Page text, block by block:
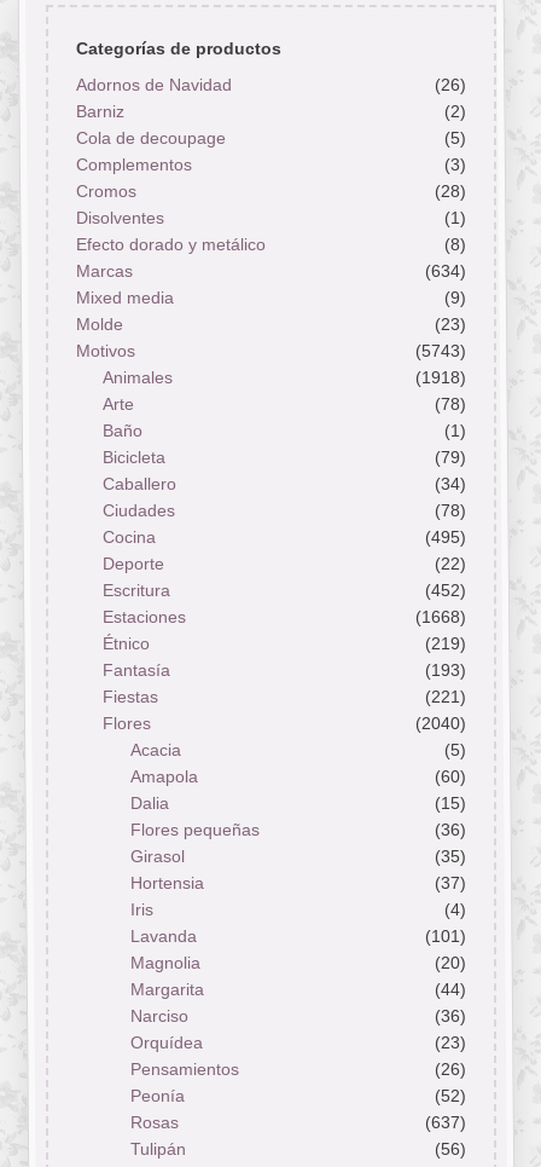
Categorías de productos
Adornos de Navidad
(26)
Barniz
(2)
Cola de decoupage
(5)
Complementos
(3)
Cromos
(28)
Disolventes
(1)
Efecto dorado y metálico
(8)
Marcas
(634)
Mixed media
(9)
Molde
(23)
Motivos
(5743)
Animales
(1918)
Arte
(78)
Baño
(1)
Bicicleta
(79)
Caballero
(34)
Ciudades
(78)
Cocina
(495)
Deporte
(22)
Escritura
(452)
Estaciones
(1668)
Étnico
(219)
Fantasía
(193)
Fiestas
(221)
Flores
(2040)
Acacia
(5)
Amapola
(60)
Dalia
(15)
Flores pequeñas
(36)
Girasol
(35)
Hortensia
(37)
Iris
(4)
Lavanda
(101)
Magnolia
(20)
Margarita
(44)
Narciso
(36)
Orquídea
(23)
Pensamientos
(26)
Peonía
(52)
Rosas
(637)
Tulipán
(56)